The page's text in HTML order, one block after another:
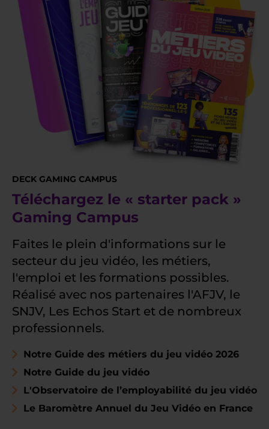
DECK GAMING CAMPUS
Téléchargez le « starter pack »
Gaming Campus
Faites le plein d'informations sur le
secteur du jeu vidéo, les métiers,
l'emploi et les formations possibles.
Réalisé avec nos partenaires l'AFJV, le
SNJV, Les Echos Start et de nombreux
professionnels.
Notre Guide des métiers du jeu vidéo 2026
Notre Guide du jeu vidéo
L'Observatoire de l’employabilité du jeu vidéo
Le Baromètre Annuel du Jeu Vidéo en France